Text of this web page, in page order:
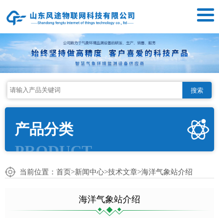
搜索
产品分类
PRODUCT
当前位置： 首页>新闻中心>技术文章>海洋气象站介绍
海洋气象站介绍